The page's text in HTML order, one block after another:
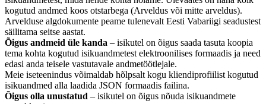
kogutud andmed koos otstarbega (Arveldus või mitte arveldus).
Arvelduse algdokumente peame tulenevalt Eesti Vabariigi seadustest
säilitama seitse aastat.
Õigus andmeid üle kanda – isikutel on õigus saada tasuta koopia
tema kohta kogutud isikuandmetest elektroonilises formaadis ja need
edasi anda teisele vastutavale andmetöötlejale.
Meie iseteenindus võimaldab hõlpsalt kogu kliendiprofiilist kogutud
isikuandmed alla laadida JSON formaadis failina.
Õigus olla unustatud – isikutel on õigus nõuda isikuandmete